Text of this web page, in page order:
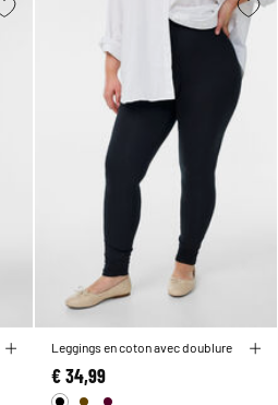
Leggings en coton avec doublure
€ 34,99